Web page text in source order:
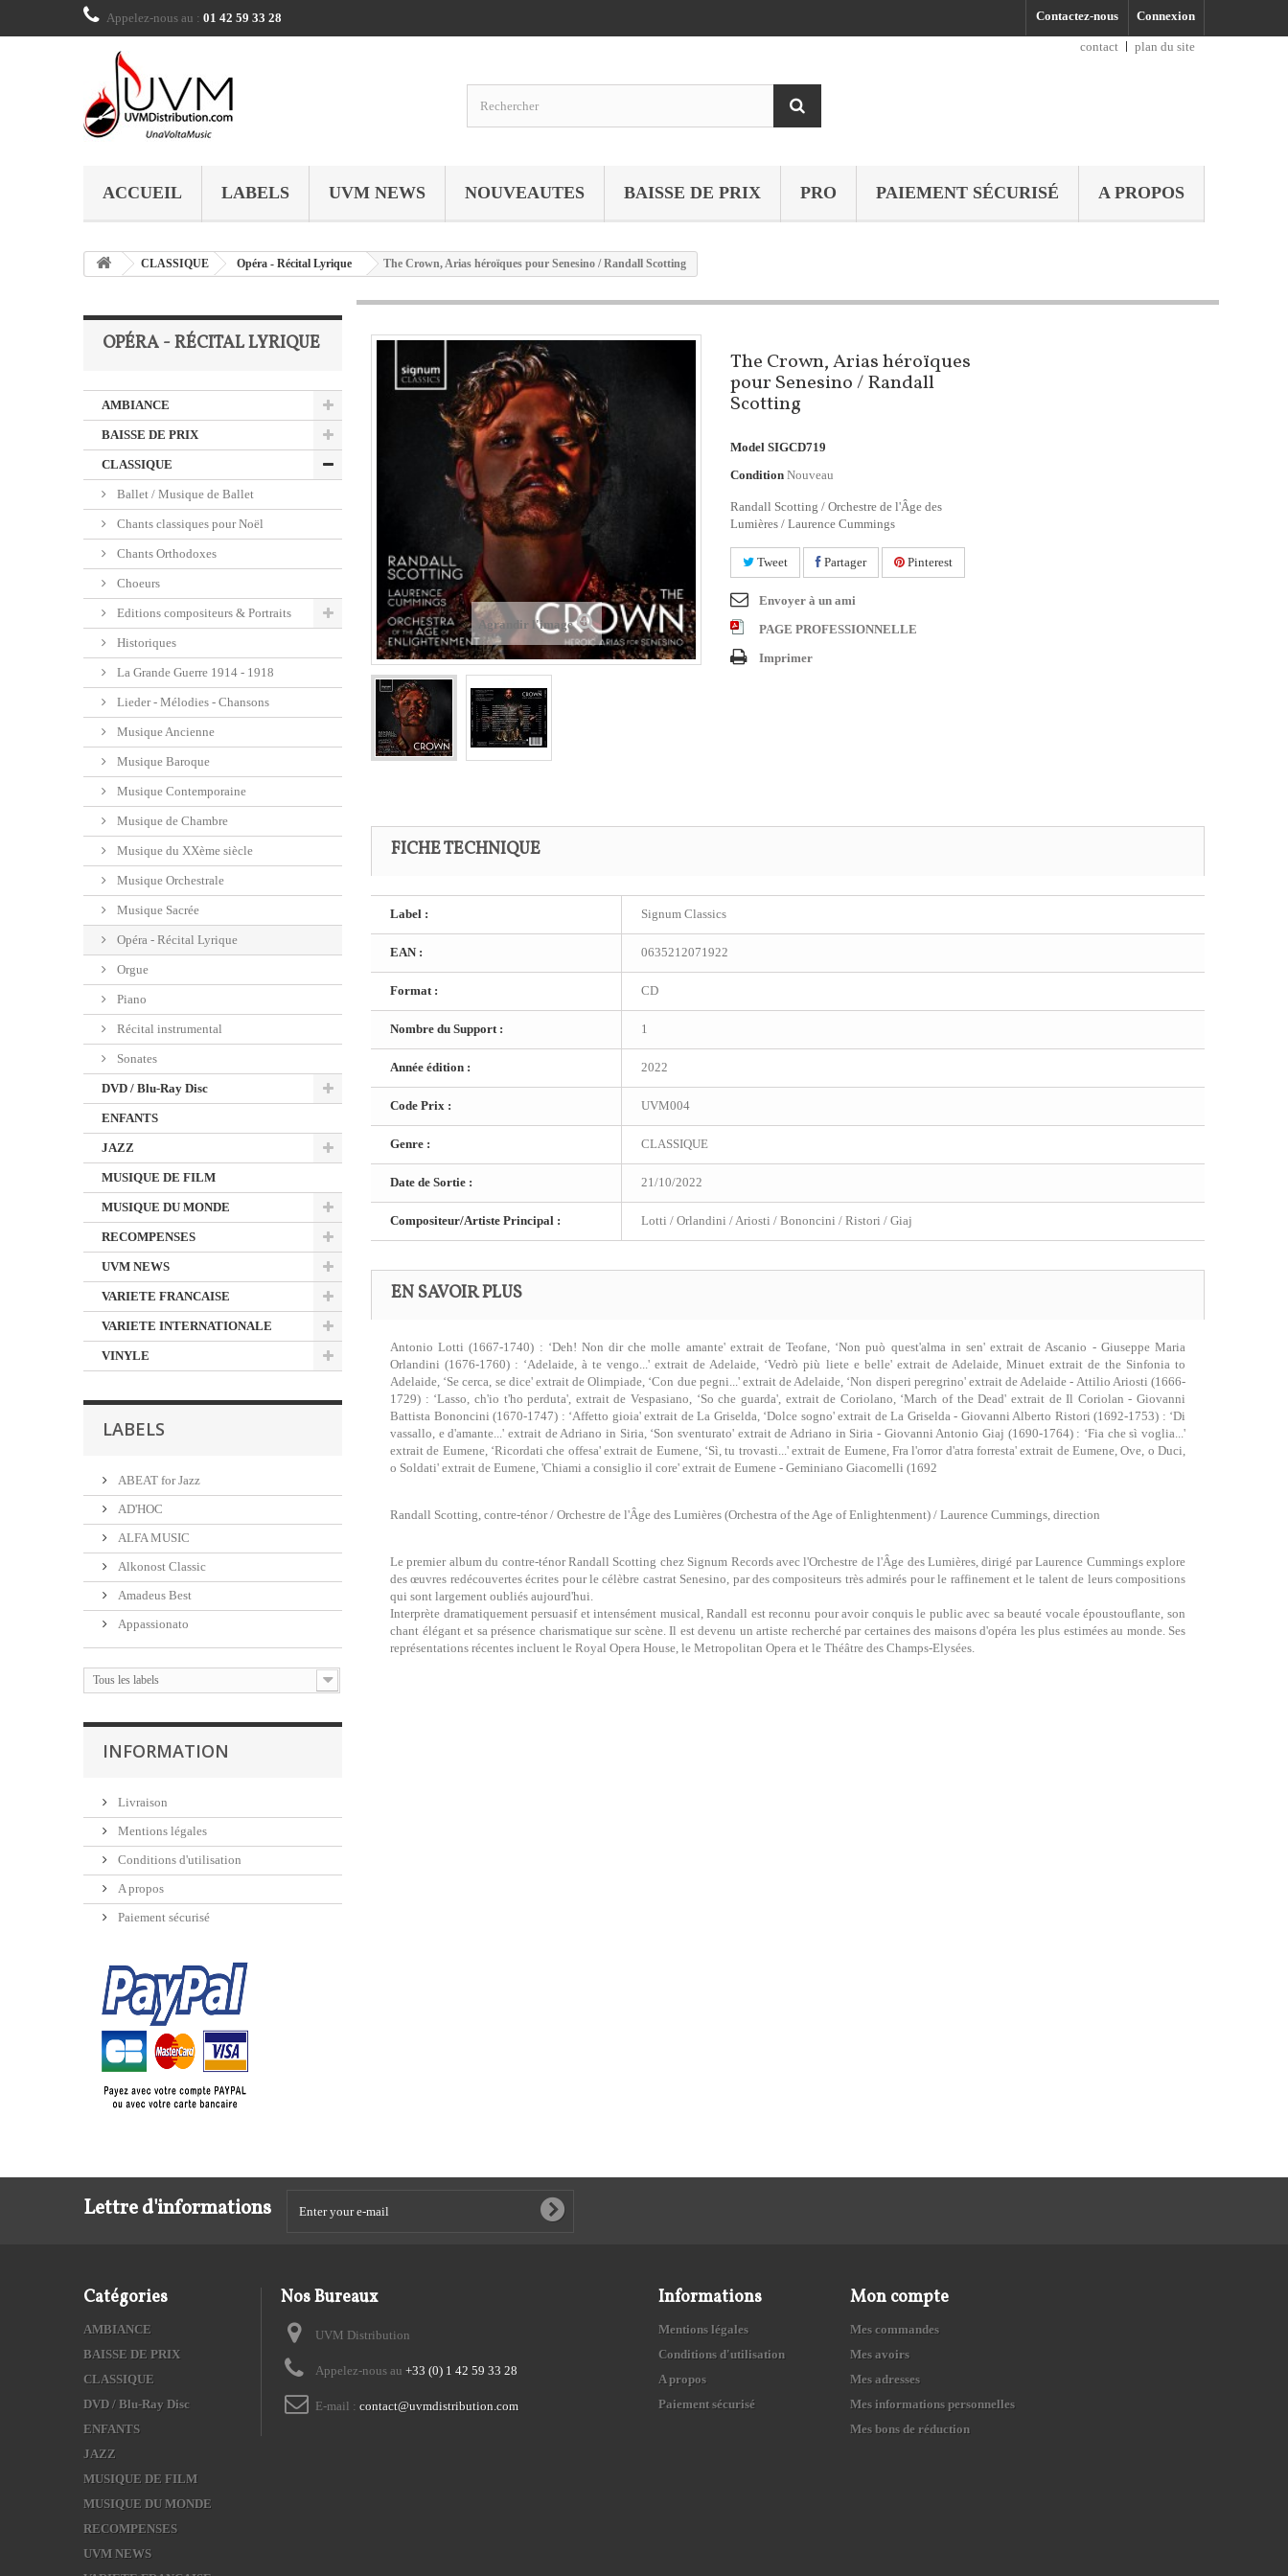
Connexion
Contactez-nous
Appelez-nous au : 01 42 59 33 28
contact
plan du site
ACCUEIL LABELS UVM NEWS NOUVEAUTES BAISSE DE PRIX PRO PAIEMENT SÉCURISÉ A PROPOS
CLASSIQUE Opéra - Récital Lyrique The Crown, Arias héroïques pour Senesino / Randall Scotting
OPÉRA - RÉCITAL LYRIQUE
AMBIANCE
BAISSE DE PRIX
CLASSIQUE
Ballet / Musique de Ballet
Chants classiques pour Noël
Chants Orthodoxes
Choeurs
Editions compositeurs & Portraits
Historiques
La Grande Guerre 1914 - 1918
Lieder - Mélodies - Chansons
Musique Ancienne
Musique Baroque
Musique Contemporaine
Musique de Chambre
Musique du XXème siècle
Musique Orchestrale
Musique Sacrée
Opéra - Récital Lyrique
Orgue
Piano
Récital instrumental
Sonates
DVD / Blu-Ray Disc
ENFANTS
JAZZ
MUSIQUE DE FILM
MUSIQUE DU MONDE
RECOMPENSES
UVM NEWS
VARIETE FRANCAISE
VARIETE INTERNATIONALE
VINYLE
LABELS
ABEAT for Jazz
AD'HOC
ALFA MUSIC
Alkonost Classic
Amadeus Best
Appassionato
Tous les labels
INFORMATION
Livraison
Mentions légales
Conditions d'utilisation
A propos
Paiement sécurisé
Agrandir l'image
The Crown, Arias héroïques
pour Senesino / Randall
Scotting
Model SIGCD719
Condition Nouveau
Randall Scotting / Orchestre de l'Âge des
Lumières / Laurence Cummings
Tweet Partager Pinterest
Envoyer à un ami
PAGE PROFESSIONNELLE
Imprimer
FICHE TECHNIQUE
Label : Signum Classics
EAN : 0635212071922
Format : CD
Nombre du Support : 1
Année édition : 2022
Code Prix : UVM004
Genre : CLASSIQUE
Date de Sortie : 21/10/2022
Compositeur/Artiste Principal : Lotti / Orlandini / Ariosti / Bononcini / Ristori / Giaj
EN SAVOIR PLUS
Antonio Lotti (1667-1740) : ‘Deh! Non dir che molle amante' extrait de Teofane, ‘Non può quest'alma in sen' extrait de Ascanio - Giuseppe Maria
Orlandini (1676-1760) : ‘Adelaide, à te vengo...' extrait de Adelaide, ‘Vedrò più liete e belle' extrait de Adelaide, Minuet extrait de the Sinfonia to
Adelaide, ‘Se cerca, se dice' extrait de Olimpiade, ‘Con due pegni...' extrait de Adelaide, ‘Non disperi peregrino' extrait de Adelaide - Attilio Ariosti (1666-
1729) : ‘Lasso, ch'io t'ho perduta', extrait de Vespasiano, ‘So che guarda', extrait de Coriolano, ‘March of the Dead' extrait de Il Coriolan - Giovanni
Battista Bononcini (1670-1747) : ‘Affetto gioia' extrait de La Griselda, ‘Dolce sogno' extrait de La Griselda - Giovanni Alberto Ristori (1692-1753) : ‘Di
vassallo, e d'amante...' extrait de Adriano in Siria, ‘Son sventurato' extrait de Adriano in Siria - Giovanni Antonio Giaj (1690-1764) : ‘Fia che sì voglia...'
extrait de Eumene, ‘Ricordati che offesa' extrait de Eumene, ‘Sì, tu trovasti...' extrait de Eumene, Fra l'orror d'atra forresta' extrait de Eumene, Ove, o Duci,
o Soldati' extrait de Eumene, 'Chiami a consiglio il core' extrait de Eumene - Geminiano Giacomelli (1692
Randall Scotting, contre-ténor / Orchestre de l'Âge des Lumières (Orchestra of the Age of Enlightenment) / Laurence Cummings, direction
Le premier album du contre-ténor Randall Scotting chez Signum Records avec l'Orchestre de l'Âge des Lumières, dirigé par Laurence Cummings explore
des œuvres redécouvertes écrites pour le célèbre castrat Senesino, par des compositeurs très admirés pour le raffinement et le talent de leurs compositions
qui sont largement oubliés aujourd'hui.
Interprète dramatiquement persuasif et intensément musical, Randall est reconnu pour avoir conquis le public avec sa beauté vocale époustouflante, son
chant élégant et sa présence charismatique sur scène. Il est devenu un artiste recherché par certaines des maisons d'opéra les plus estimées au monde. Ses
représentations récentes incluent le Royal Opera House, le Metropolitan Opera et le Théâtre des Champs-Elysées.
Lettre d'informations
Catégories
AMBIANCE
BAISSE DE PRIX
CLASSIQUE
DVD / Blu-Ray Disc
ENFANTS
JAZZ
MUSIQUE DE FILM
MUSIQUE DU MONDE
RECOMPENSES
UVM NEWS
Nos Bureaux
UVM Distribution
Appelez-nous au +33 (0) 1 42 59 33 28
E-mail : contact@uvmdistribution.com
Informations
Mentions légales
Conditions d'utilisation
A propos
Paiement sécurisé
Mon compte
Mes commandes
Mes avoirs
Mes adresses
Mes informations personnelles
Mes bons de réduction